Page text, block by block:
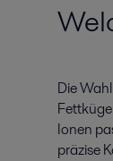
Die
Ionen
präzise